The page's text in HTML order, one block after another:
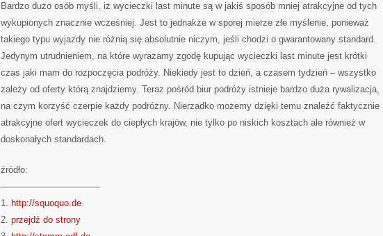
Bardzo dużo osób myśli, iż wycieczki last minute są w jakiś sposób mniej atrakcyjne od tych
wykupionych znacznie wcześniej. Jest to jednakże w sporej mierze złe myślenie, ponieważ
takiego typu wyjazdy nie różnią się absolutnie niczym, jeśli chodzi o gwarantowany standard.
Jedynym utrudnieniem, na które wyrażamy zgodę kupując wycieczki last minute jest krótki
czas jaki mam do rozpoczęcia podróży. Niekiedy jest to dzień, a czasem tydzień – wszystko
zależy od oferty którą znajdziemy. Teraz pośród biur podróży istnieje bardzo duża rywalizacja,
na czym korzyść czerpie każdy podróżny. Nierzadko możemy dzięki temu znaleźć faktycznie
atrakcyjne ofert wycieczek do ciepłych krajów, nie tylko po niskich kosztach ale również w
doskonałych standardach.
źródło:
———————————
1. http://squoquo.de
2. przejdź do strony